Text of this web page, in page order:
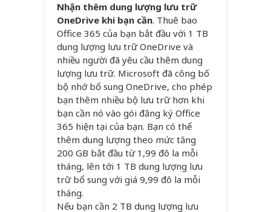
Nhận thêm dung lượng lưu trữ
OneDrive khi bạn cần. Thuê bao
Office 365 của bạn bắt đầu với 1 TB
dung lượng lưu trữ OneDrive và
nhiều người đã yêu cầu thêm dung
lượng lưu trữ. Microsoft đã công bố
bộ nhớ bổ sung OneDrive, cho phép
bạn thêm nhiều bộ lưu trữ hơn khi
bạn cần nó vào gói đăng ký Office
365 hiện tại của bạn. Bạn có thể
thêm dung lượng theo mức tăng
200 GB bắt đầu từ 1,99 đô la mỗi
tháng, lên tới 1 TB dung lượng lưu
trữ bổ sung với giá 9,99 đô la mỗi
tháng.
Nếu bạn cần 2 TB dung lượng lưu